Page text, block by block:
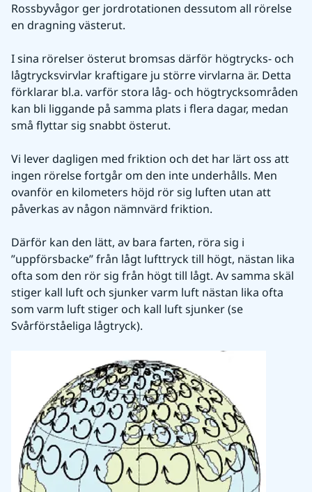
Rossbyvågor ger jordrotationen dessutom all rörelse
en dragning västerut.
I sina rörelser österut bromsas därför högtrycks- och
lågtrycksvirvlar kraftigare ju större virvlarna är. Detta
förklarar bl.a. varför stora låg- och högtrycksområden
kan bli liggande på samma plats i flera dagar, medan
små flyttar sig snabbt österut.
Vi lever dagligen med friktion och det har lärt oss att
ingen rörelse fortgår om den inte underhålls. Men
ovanför en kilometers höjd rör sig luften utan att
påverkas av någon nämnvärd friktion.
Därför kan den lätt, av bara farten, röra sig i
”uppförsbacke” från lågt lufttryck till högt, nästan lika
ofta som den rör sig från högt till lågt. Av samma skäl
stiger kall luft och sjunker varm luft nästan lika ofta
som varm luft stiger och kall luft sjunker (se
Svårförståeliga lågtryck).